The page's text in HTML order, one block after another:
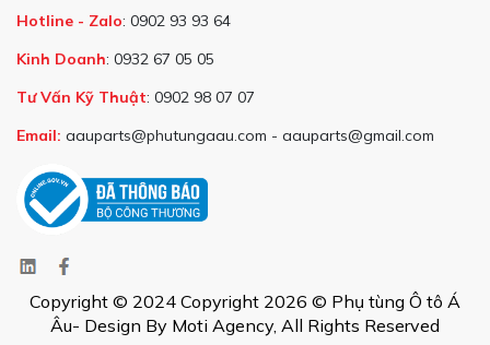
Hotline - Zalo: 0902 93 93 64
Kinh Doanh: 0932 67 05 05
Tư Vấn Kỹ Thuật: 0902 98 07 07
Email: aauparts@phutungaau.com - aauparts@gmail.com
Copyright © 2024 Copyright 2026 © Phụ tùng Ô tô Á
Âu- Design By Moti Agency, All Rights Reserved